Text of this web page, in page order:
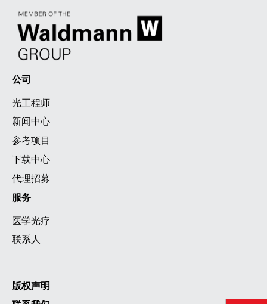
公司
光工程师
新闻中心
参考项目
下载中心
代理招募
服务
医学光疗
联系人
版权声明